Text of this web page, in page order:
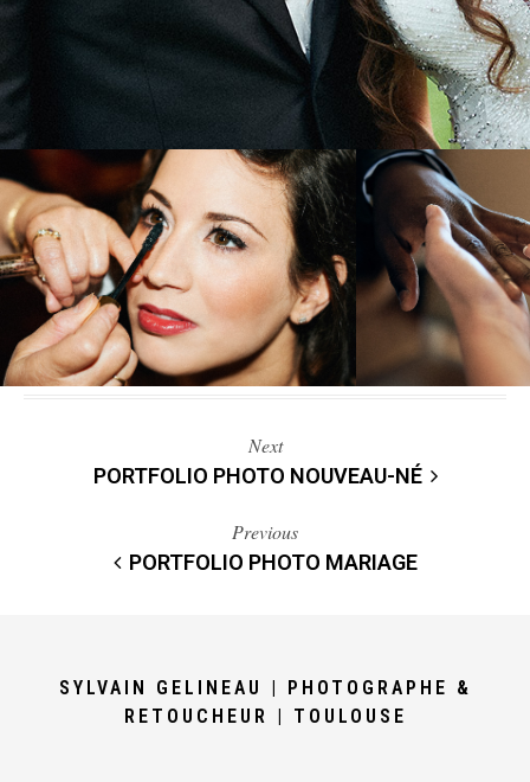
Next
PORTFOLIO PHOTO NOUVEAU-NÉ
Previous
PORTFOLIO PHOTO MARIAGE
SYLVAIN GELINEAU | PHOTOGRAPHE &
RETOUCHEUR | TOULOUSE